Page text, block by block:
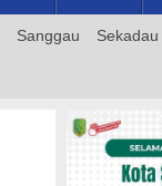
Sanggau Sekadau